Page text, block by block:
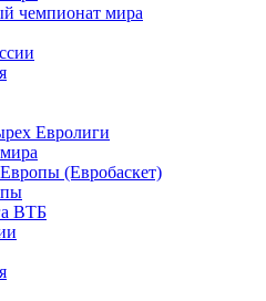
чемпионат мира
Евролиги
(Евробаскет)
ВТБ